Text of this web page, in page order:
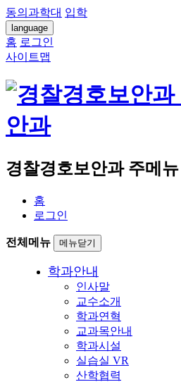
동의과학대 입학
language
홈 로그인
사이트맵
안과
경찰경호보안과 주메뉴
홈
로그인
전체메뉴 메뉴닫기
학과안내
인사말
교수소개
학과연혁
교과목안내
학과시설
실습실 VR
산학협력